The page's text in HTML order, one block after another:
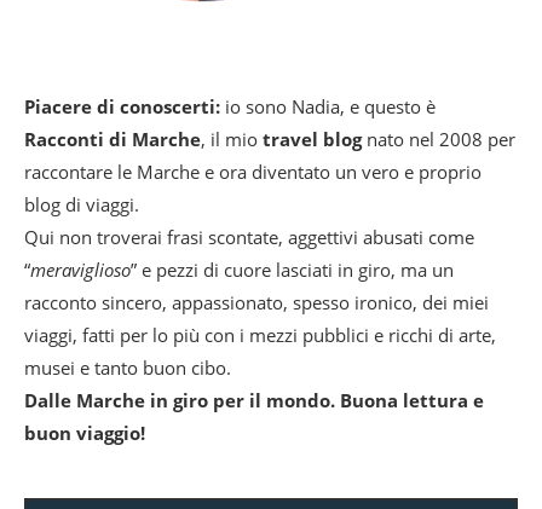
Piacere di conoscerti: io sono Nadia, e questo è
Racconti di Marche, il mio travel blognato nel 2008 per
raccontare le Marche e ora diventato un vero e proprio
blog di viaggi.
Qui non troverai frasi scontate, aggettivi abusati come
“meraviglioso” e pezzi di cuore lasciati in giro, ma un
racconto sincero, appassionato, spesso ironico, dei miei
viaggi, fatti per lo più con i mezzi pubblici e ricchi di arte,
musei e tanto buon cibo.
Dalle Marche in giro per il mondo. Buona lettura e
buon viaggio!